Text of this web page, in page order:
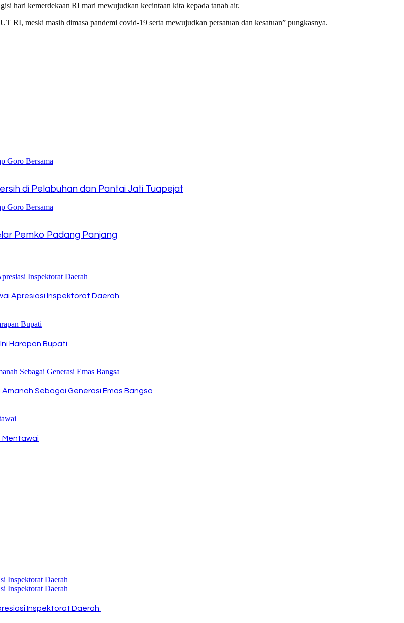
hari kemerdekaan RI mari mewujudkan kecintaan kita kepada tanah air.
RI, meski masih dimasa pandemi covid-19 serta mewujudkan persatuan dan kesatuan” pungkasnya.
di Pelabuhan dan Pantai Jati Tuapejat
Pemko Padang Panjang
Apresiasi Inspektorat Daerah
Harapan Bupati
Sebagai Generasi Emas Bangsa
Mentawai
Inspektorat Daerah